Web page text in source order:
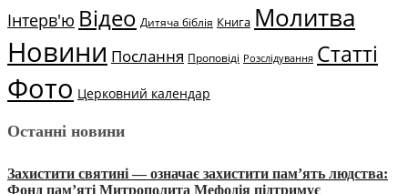
Інтерв'ю Відео Дитяча біблія Книга Молитва
Новини Послання Проповіді Розслідування Статті
Фото Церковний календар
Останні новини
Захистити святині — означає захистити пам’ять людства:
Фонд пам’яті Митрополита Мефодія підтримує